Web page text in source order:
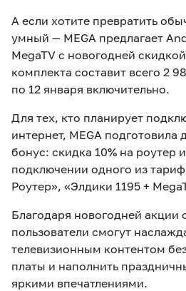
А если хотите превратить
умный — MEGA предлагает
MegaTV с новогодней
комплекта составит всего 2
по 12 января включительно.
Для тех, кто планирует
интернет, MEGA подготовила
бонус: скидка 10% на роутер
подключении одного из
Роутер», «Элдики 1195 +
Благодаря новогодней акции
пользователи смогут
телевизионным контентом
платы и наполнить
яркими впечатлениями.